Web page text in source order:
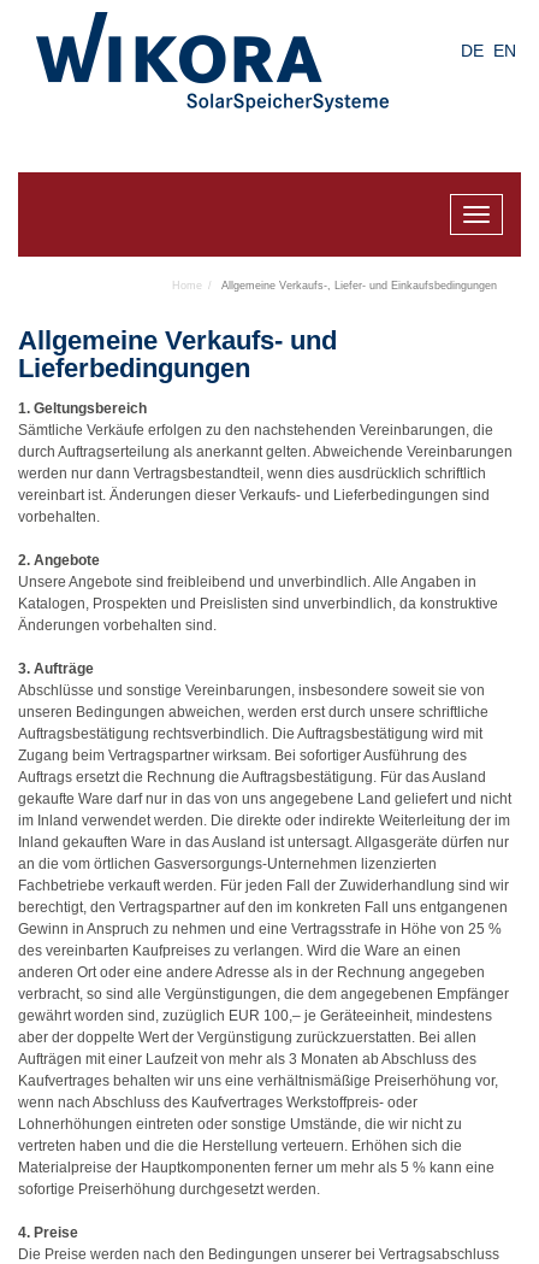
DE EN
Toggle
Home Allgemeine Verkaufs-, Liefer- und Einkaufsbedingungen
Allgemeine Verkaufs- und
Lieferbedingungen
1. Geltungsbereich
Sämtliche Verkäufe erfolgen zu den nachstehenden Vereinbarungen, die
durch Auftragserteilung als anerkannt gelten. Abweichende Vereinbarungen
werden nur dann Vertragsbestandteil, wenn dies ausdrücklich schriftlich
vereinbart ist. Änderungen dieser Verkaufs- und Lieferbedingungen sind
vorbehalten.
2. Angebote
Unsere Angebote sind freibleibend und unverbindlich. Alle Angaben in
Katalogen, Prospekten und Preislisten sind unverbindlich, da konstruktive
Änderungen vorbehalten sind.
3. Aufträge
Abschlüsse und sonstige Vereinbarungen, insbesondere soweit sie von
unseren Bedingungen abweichen, werden erst durch unsere schriftliche
Auftragsbestätigung rechtsverbindlich. Die Auftragsbestätigung wird mit
Zugang beim Vertragspartner wirksam. Bei sofortiger Ausführung des
Auftrags ersetzt die Rechnung die Auftragsbestätigung. Für das Ausland
gekaufte Ware darf nur in das von uns angegebene Land geliefert und nicht
im Inland verwendet werden. Die direkte oder indirekte Weiterleitung der im
Inland gekauften Ware in das Ausland ist untersagt. Allgasgeräte dürfen nur
an die vom örtlichen Gasversorgungs-Unternehmen lizenzierten
Fachbetriebe verkauft werden. Für jeden Fall der Zuwiderhandlung sind wir
berechtigt, den Vertragspartner auf den im konkreten Fall uns entgangenen
Gewinn in Anspruch zu nehmen und eine Vertragsstrafe in Höhe von 25 %
des vereinbarten Kaufpreises zu verlangen. Wird die Ware an einen
anderen Ort oder eine andere Adresse als in der Rechnung angegeben
verbracht, so sind alle Vergünstigungen, die dem angegebenen Empfänger
gewährt worden sind, zuzüglich EUR 100,– je Geräteeinheit, mindestens
aber der doppelte Wert der Vergünstigung zurückzuerstatten. Bei allen
Aufträgen mit einer Laufzeit von mehr als 3 Monaten ab Abschluss des
Kaufvertrages behalten wir uns eine verhältnismäßige Preiserhöhung vor,
wenn nach Abschluss des Kaufvertrages Werkstoffpreis- oder
Lohnerhöhungen eintreten oder sonstige Umstände, die wir nicht zu
vertreten haben und die die Herstellung verteuern. Erhöhen sich die
Materialpreise der Hauptkomponenten ferner um mehr als 5 % kann eine
sofortige Preiserhöhung durchgesetzt werden.
4. Preise
Die Preise werden nach den Bedingungen unserer bei Vertragsabschluss